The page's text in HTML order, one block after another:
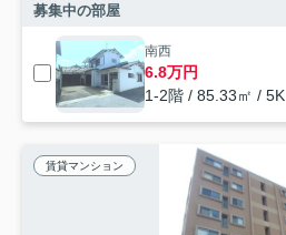
募集中の部屋
南西
6.8万円
1-2階 / 85.33㎡ / 5K
賃貸マンション